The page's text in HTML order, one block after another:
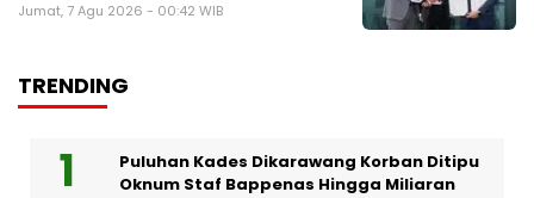
Jumat, 7 Agu 2026 - 00:42 WIB
TRENDING
Puluhan Kades Dikarawang Korban Ditipu
Oknum Staf Bappenas Hingga Miliaran